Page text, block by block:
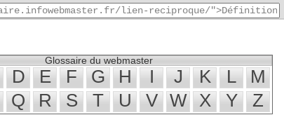
Glossaire du webmaster
D E F G H I J K L
M
Q R S T U V W X Y Z